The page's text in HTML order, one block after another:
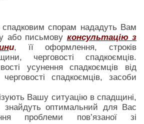
спорам нададуть Вам
або письмову консультацію з
и, її оформлення, строків
черговості спадкоємців.
усунення спадкоємців від
спадкоємців, засоби
Вашу ситуацію в спадщині,
знайдуть оптимальний для Вас
проблеми пов’язаної зі